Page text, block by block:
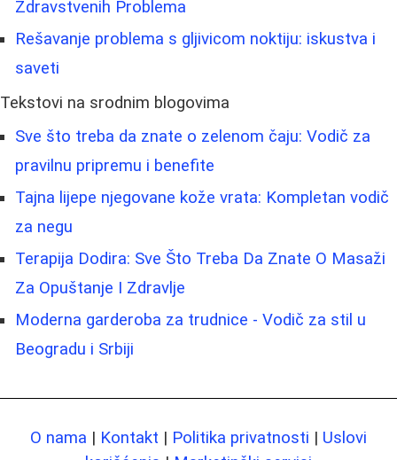
Zdravstvenih Problema
Rešavanje problema s gljivicom noktiju: iskustva i
saveti
Tekstovi na srodnim blogovima
Sve što treba da znate o zelenom čaju: Vodič za
pravilnu pripremu i benefite
Tajna lijepe njegovane kože vrata: Kompletan vodič
za negu
Terapija Dodira: Sve Što Treba Da Znate O Masaži
Za Opuštanje I Zdravlje
Moderna garderoba za trudnice - Vodič za stil u
Beogradu i Srbiji
O nama | Kontakt | Politika privatnosti | Uslovi